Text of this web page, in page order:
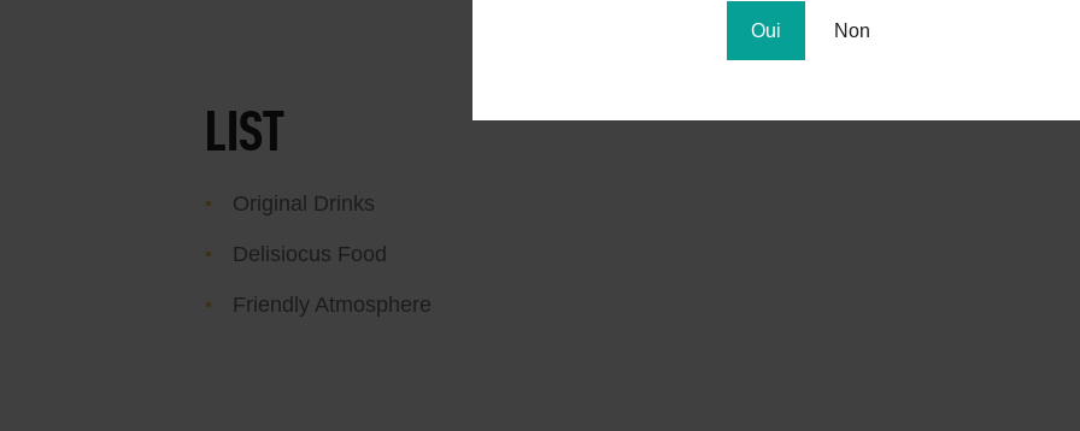
Oui Non
LIST
Original Drinks
Delisiocus Food
Friendly Atmosphere